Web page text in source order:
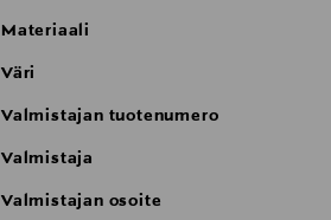
Materiaali
Väri
Valmistajan tuotenumero
Valmistaja
Valmistajan osoite